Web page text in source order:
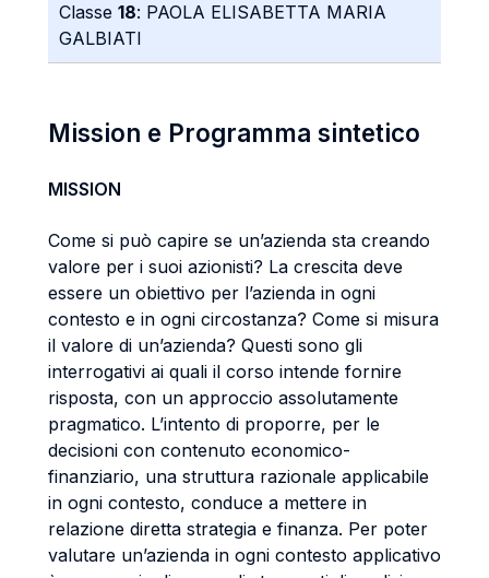
Classe 18: PAOLA ELISABETTA MARIA
GALBIATI
Mission e Programma sintetico
MISSION
Come si può capire se un’azienda sta creando
valore per i suoi azionisti? La crescita deve
essere un obiettivo per l’azienda in ogni
contesto e in ogni circostanza? Come si misura
il valore di un’azienda? Questi sono gli
interrogativi ai quali il corso intende fornire
risposta, con un approccio assolutamente
pragmatico. L’intento di proporre, per le
decisioni con contenuto economico-
finanziario, una struttura razionale applicabile
in ogni contesto, conduce a mettere in
relazione diretta strategia e finanza. Per poter
valutare un’azienda in ogni contesto applicativo